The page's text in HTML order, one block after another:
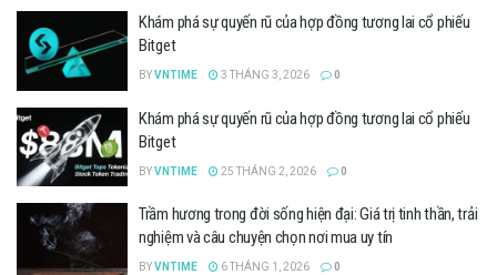
Khám phá sự quyến rũ của hợp đồng tương lai cổ phiếu
Bitget
BYVNTIME 3 THÁNG 3, 2026 0
Khám phá sự quyến rũ của hợp đồng tương lai cổ phiếu
Bitget
BYVNTIME 25 THÁNG 2, 2026 0
Trầm hương trong đời sống hiện đại: Giá trị tinh thần, trải
nghiệm và câu chuyện chọn nơi mua uy tín
BYVNTIME 6 THÁNG 1, 2026 0